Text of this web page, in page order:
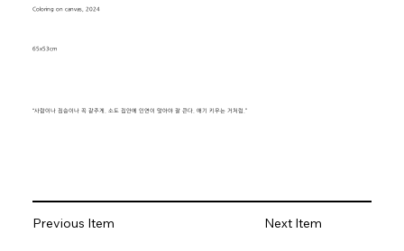
Coloring on canvas, 2024
65x53cm
“사람이나 짐승이나 꼭 같주게. 소도 집안에 인연이 맞아야 잘 큰다. 애기 키우는 거처럼.”
Previous Item Next Item